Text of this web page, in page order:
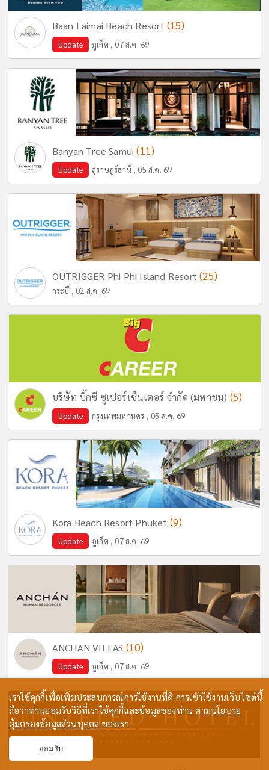
Baan Laimai Beach Resort (15)
Update ภูเก็ต , 07 ส.ค. 69
Banyan Tree Samui(11)
Update สุราษฎร์ธานี , 05 ส.ค. 69
OUTRIGGER Phi Phi Island Resort(25)
กระบี่ , 02 ส.ค. 69
บริษัท บิ๊กซี ซูเปอร์เซ็นเตอร์ จำกัด (มหาชน) (5)
Update กรุงเทพมหานคร , 05 ส.ค. 69
Kora Beach Resort Phuket (9)
Update ภูเก็ต , 07 ส.ค. 69
ANCHAN VILLAS (10)
Update ภูเก็ต , 07 ส.ค. 69
เราใช้คุกกี้เพื่อเพิ่มประสบการณ์การใช้งานที่ดี การเข้าใช้งานเว็บไซต์นี้
ถือว่าท่านยอมรับวิธีที่เราใช้คุกกี้และข้อมูลของท่านตามนโยบาย
คุ้มครองข้อมูลส่วนบุคคล ของเรา
ยอมรับ